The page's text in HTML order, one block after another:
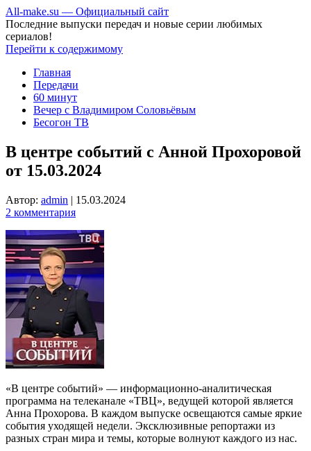
All-make.su — Официальный сайт
Последние выпуски передач и новые серии любимых
сериалов!
Перейти к содержимому
Главная
Передачи
60 минут
Вечер с Владимиром Соловьёвым
Бесогон ТВ
В центре событий с Анной Прохоровой
от 15.03.2024
Автор: admin | 15.03.2024
2 комментария
«В центре событий» — информационно-аналитическая
программа на телеканале «ТВЦ», ведущей которой является
Анна Прохорова. В каждом выпуске освещаются самые яркие
события уходящей недели. Эксклюзивные репортажи из
разных стран мира и темы, которые волнуют каждого из нас.